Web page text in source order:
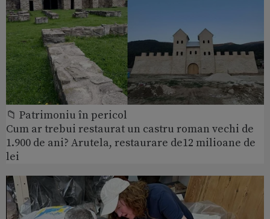
📁 Patrimoniu în pericol
Cum ar trebui restaurat un castru roman vechi de
1.900 de ani? Arutela, restaurare de12 milioane de
lei